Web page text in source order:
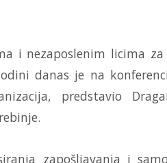
i nezaposlenim licima
danas je na
predstavio
zapošljavanja i